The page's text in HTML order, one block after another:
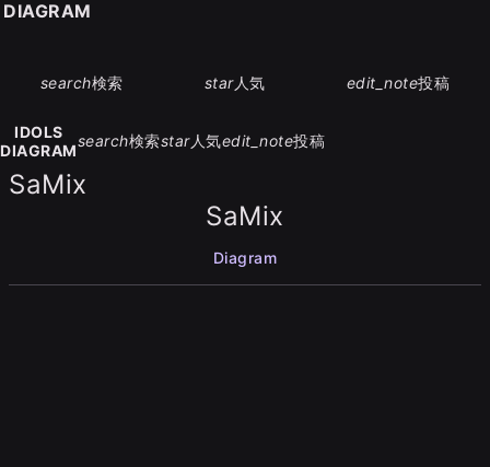
search検索 star人気 edit_note投稿
IDOLS
DIAGRAM
search検索star人気edit_note投稿
SaMix
SaMix
Diagram